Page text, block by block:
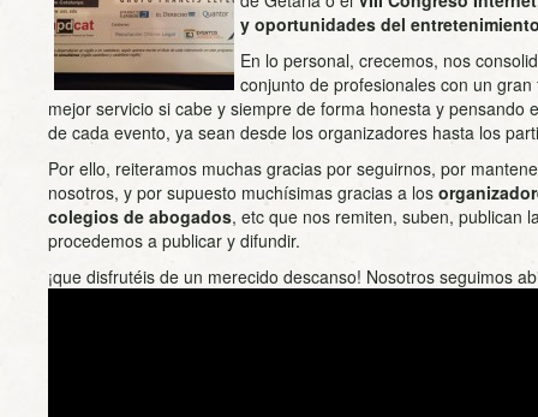
y oportunidades del
En lo personal, crecemos, nos
conjunto de profesionales con un
mejor servicio si cabe y siempre de forma honesta y pensando
de cada evento, ya sean desde los organizadores hasta los
Por ello, reiteramos muchas gracias por seguirnos, por
nosotros, y por supuesto muchísimas gracias a los
colegios de abogados, etc que nos remiten, suben, publican
procedemos a publicar y difundir.
¡que disfrutéis de un merecido descanso! Nosotros seguimos